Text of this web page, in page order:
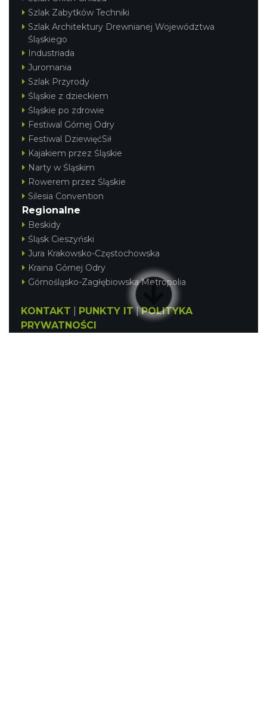
Szlak Zabytków Techniki
Szlak Architektury Drewnianej Województwa
Śląskiego
Industriada
Juromania
Szlak Przyrody
Śląskie z dzieckiem
Śląskie po zdrowie
Festiwal Górnej Odry
Festiwal DziewięćSił
Kajakiem przez Śląskie
Narty w Śląskim
Rowerem przez Śląskie
Silesia Convention
Regionalne
Beskidy
Śląsk Cieszyński
Jura Krakowsko-Częstochowska
Kraina Górnej Odry
Górnośląsko-Zagłębiowska Metropolia
KONTAKT PUNKTY IT|POLITYKA
PRYWATNOŚCI